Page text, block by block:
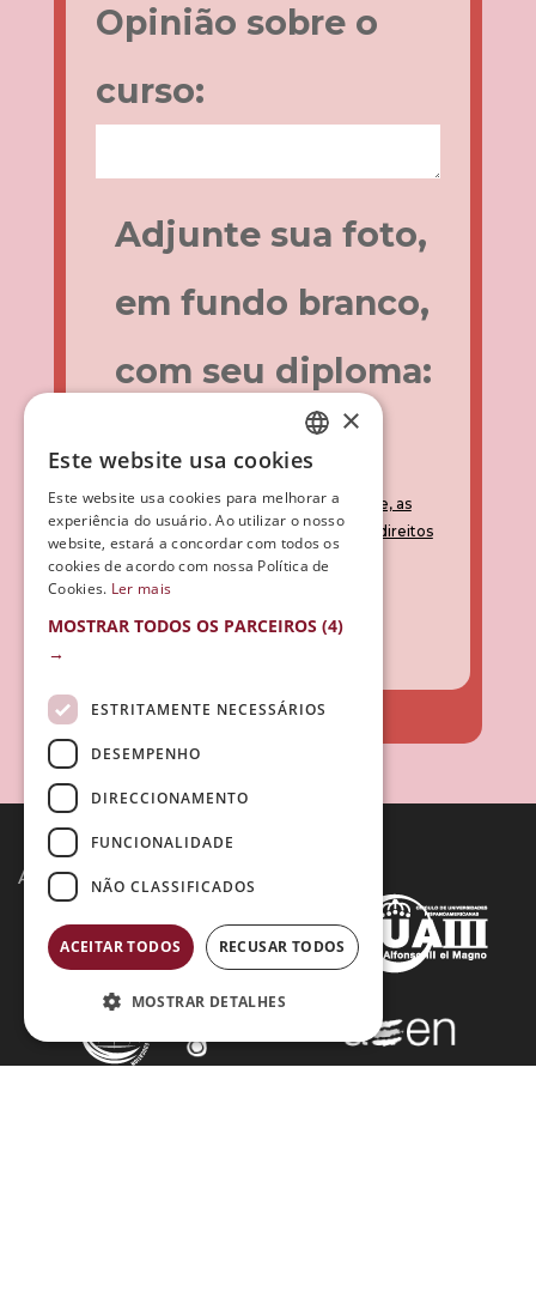
Opinião sobre o
curso:
Adjunte sua foto,
em fundo branco,
com seu diploma:
Li e aceito a política de privacidade, as
condições de uso e aceito a cessão de direitos
de imagem.
Alternative:
Acreditações:
SPANISH
×
Este website usa cookies
Este website usa cookies para melhorar a
experiência do usuário. Ao utilizar o nosso
website, estará a concordar com todos os
cookies de acordo com nossa Política de
Cookies. Ler mais
MOSTRAR TODOS OS PARCEIROS (4)
→
ESTRITAMENTE NECESSÁRIOS
DESEMPENHO
DIRECCIONAMENTO
FUNCIONALIDADE
NÃO CLASSIFICADOS
ACEITAR TODOS RECUSAR TODOS
MOSTRAR DETALHES